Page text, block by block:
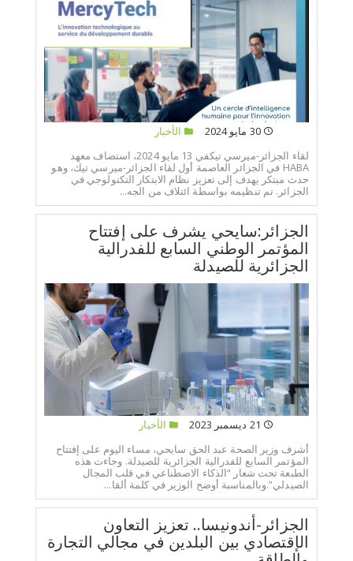
30 مايو 2024
الأخبار
لقاء الجزائر-ميرسي تيكفي 13 مايو 2024، استضاف معهد
HABA في الجزائر العاصمة أول لقاء الجزائر-ميرسي تيك، وهو
حدث مبتكر يهدف إلى تعزيز نظام الابتكار التكنولوجي في
الجزائر. تم تنظيمه بواسطة ائتلاف من الجه...
الجزائر:سايحي يشرف على إفتتاح
المؤتمر الوطني السابع للفدرالية
الجزائرية للصيدلة
الأخبار
أشرف وزير الصحة عبد الحق سايحي، مساء اليوم على إفتتاح
المؤتمر السابع للفدرالية الجزائرية للصيدلة. وجاءت هذه
الطبعة تحت شعار “الذكاء الاصطناعي في قلب المجال
الصيدلي”.وبالمناسبة أوضح الوزير في كلمة ألقا...
الجزائر-أندونيسا.. تعزيز التعاون
الإقتصادي بين البلدين في مجالي التجارة